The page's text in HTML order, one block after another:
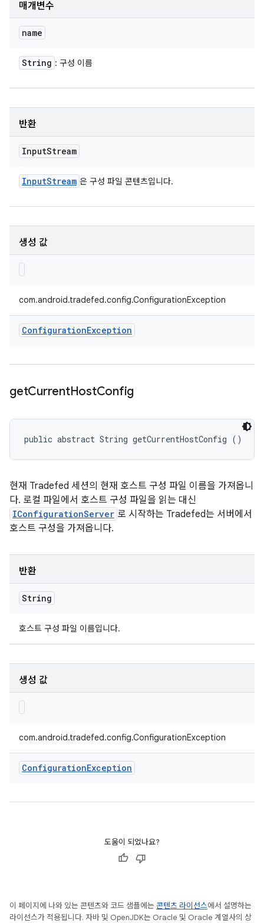
매개변수
name
String : 구성 이름
반환
InputStream
InputStream 은 구성 파일 콘텐츠입니다.
생성 값
com.android.tradefed.config.ConfigurationException
ConfigurationException
getCurrentHostConfig
public abstract String getCurrentHostConfig ()
현재 Tradefed 세션의 현재 호스트 구성 파일 이름을 가져옵니
다. 로컬 파일에서 호스트 구성 파일을 읽는 대신
IConfigurationServer 로 시작하는 Tradefed는 서버에서
호스트 구성을 가져옵니다.
반환
String
호스트 구성 파일 이름입니다.
생성 값
com.android.tradefed.config.ConfigurationException
ConfigurationException
도움이 되었나요?
이 페이지에 나와 있는 콘텐츠와 코드 샘플에는 콘텐츠 라이선스에서 설명하는
라이선스가 적용됩니다. 자바 및 OpenJDK는 Oracle 및 Oracle 계열사의 상